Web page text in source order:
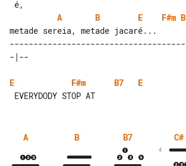
A
B E F#m B
-------------------------------------
E F#m B7
E
A B B7 C#
4